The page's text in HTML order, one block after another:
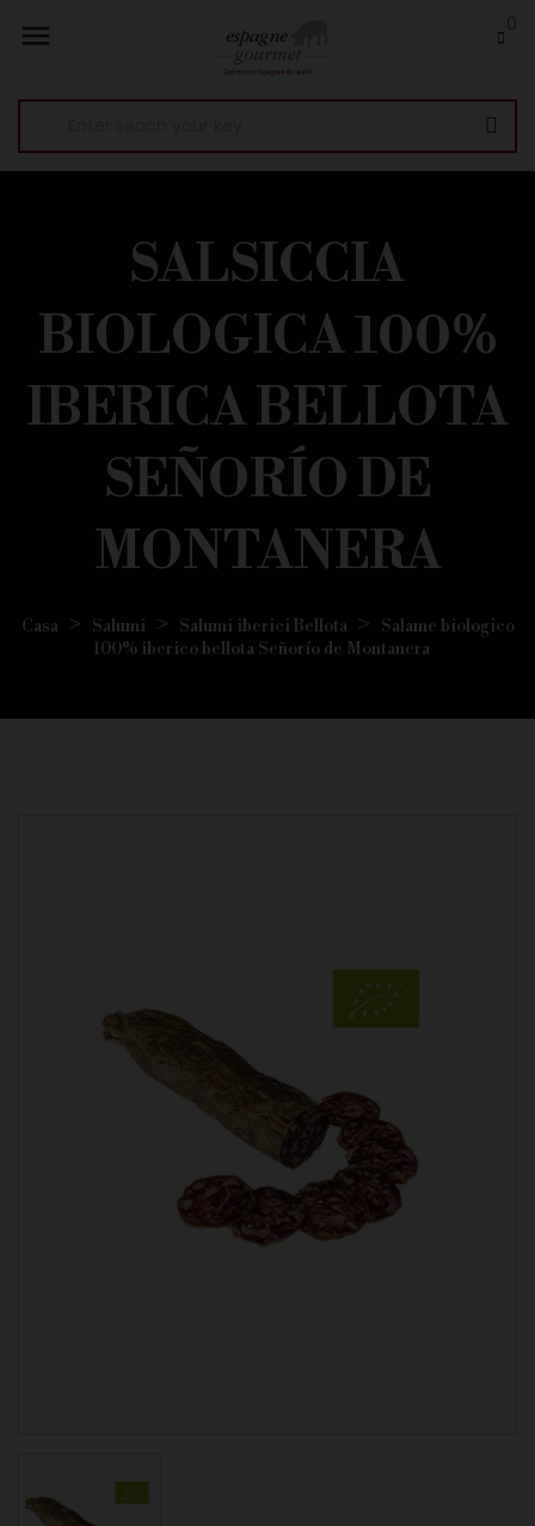

SALSICCIA
BIOLOGICA 100%
IBERICA BELLOTA
SEÑORÍO DE
MONTANERA
Casa Salumi Salumi iberici Bellota
Salame biologico
100% iberico bellota Señorío de Montanera